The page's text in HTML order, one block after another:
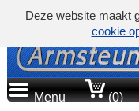
Menu (0)
Deze website maakt
cookie